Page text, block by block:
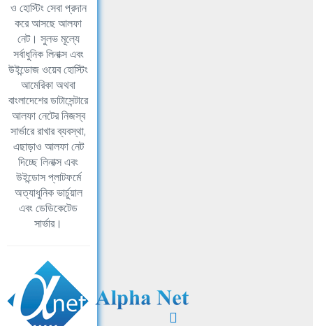
ও হোস্টিং সেবা প্রদান
করে আসছে আলফা
নেট। সুলভ মূল্যে
সর্বাধুনিক লিনাক্স এবং
উইন্ডোজ ওয়েব হোস্টিং
আমেরিকা অথবা
বাংলাদেশের ডাটাসেন্টারে
আলফা নেটের নিজস্ব
সার্ভারে রাখার ব্যবস্থা,
এছাড়াও আলফা নেট
দিচ্ছে লিনাক্স এবং
উইন্ডোস প্লাটফর্মে
অত্যাধুনিক ভার্চুয়াল
এবং ডেডিকেটেড
সার্ভার।